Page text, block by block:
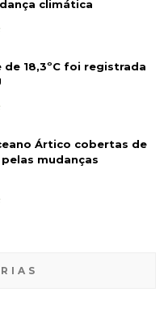
climática
18,3ºC foi registrada
Ártico cobertas de
mudanças